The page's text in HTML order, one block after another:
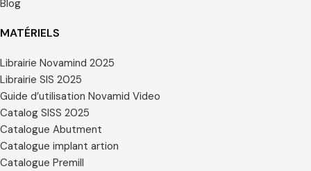
Blog
MATÉRIELS
Librairie Novamind 2025
Librairie SIS 2025
Guide d’utilisation Novamid Video
Catalog SISS 2025
Catalogue Abutment
Catalogue implant artion
Catalogue Premill